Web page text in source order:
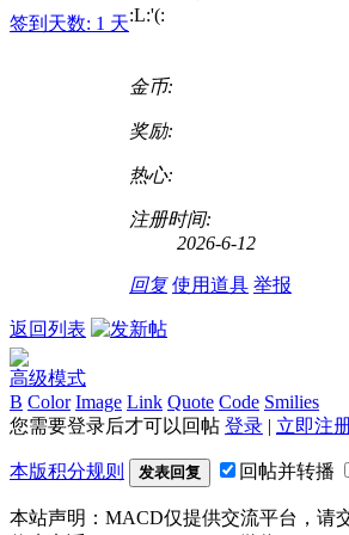
签到天数: 1 天:L:'(:
金币:
奖励:
热心:
注册时间:
2026-6-12
回复 使用道具 举报
返回列表
高级模式
B Color Image Link Quote Code Smilies
您需要登录后才可以回帖 登录 | 立即注
本版积分规则 发表回复 回帖并转播
本站声明：MACD仅提供交流平台，请